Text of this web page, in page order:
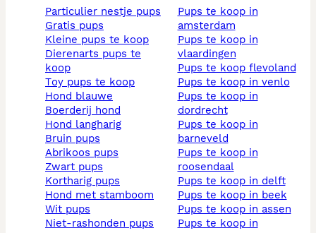
particulier nestje pups
gratis pups
kleine pups te koop
dierenarts pups te
koop
toy pups te koop
hond blauwe
boerderij hond
hond langharig
bruin pups
abrikoos pups
zwart pups
kortharig pups
hond met stamboom
wit pups
niet-rashonden pups
pups te koop in
amsterdam
pups te koop in
vlaardingen
pups te koop flevoland
pups te koop in venlo
pups te koop in
dordrecht
pups te koop in
barneveld
pups te koop in
roosendaal
pups te koop in delft
pups te koop in beek
pups te koop in assen
pups te koop in